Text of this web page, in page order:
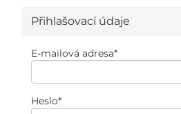
Přihlašovací údaje
E-mailová adresa*
Heslo*